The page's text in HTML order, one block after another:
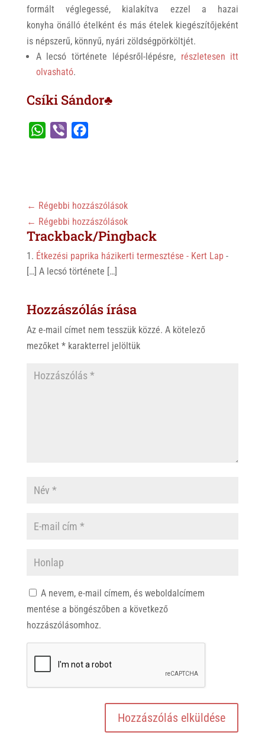
formált véglegessé, kialakítva ezzel a hazai
konyha önálló ételként és más ételek kiegészítőjeként
is népszerű, könnyű, nyári zöldségpörköltjét.
A lecsó története lépésről-lépésre, részletesen itt
olvasható.
Csíki Sándor♣
A
p
← Régebbi hozzászólások
← Régebbi hozzászólások
Trackback/Pingback
Étkezési paprika házikerti termesztése - Kert Lap-
[…] A lecsó története […]
Hozzászólás írása
Az e-mail címet nem tesszük közzé. A kötelező
mezőket *karakterrel jelöltük
A nevem, e-mail címem, és weboldalcímem
mentése a böngészőben a következő
hozzászólásomhoz.